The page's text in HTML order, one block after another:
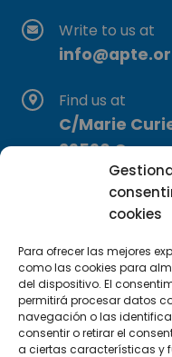
cookies
Para ofrecer las mejores
como las cookies para
del dispositivo. El
permitirá procesar datos
navegación o las
consentir o retirar el
a ciertas características y
Write to us at
Find us at
C/Marie
29590